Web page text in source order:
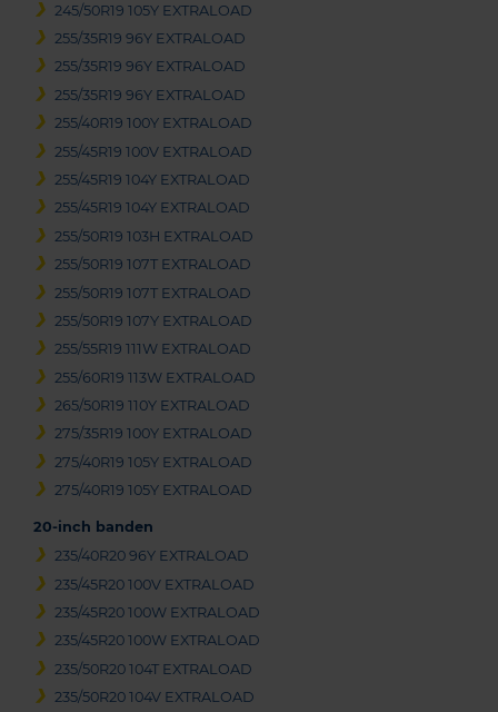
245/50R19 105Y EXTRALOAD
255/35R19 96Y EXTRALOAD
255/35R19 96Y EXTRALOAD
255/35R19 96Y EXTRALOAD
255/40R19 100Y EXTRALOAD
255/45R19 100V EXTRALOAD
255/45R19 104Y EXTRALOAD
255/45R19 104Y EXTRALOAD
255/50R19 103H EXTRALOAD
255/50R19 107T EXTRALOAD
255/50R19 107T EXTRALOAD
255/50R19 107Y EXTRALOAD
255/55R19 111W EXTRALOAD
255/60R19 113W EXTRALOAD
265/50R19 110Y EXTRALOAD
275/35R19 100Y EXTRALOAD
275/40R19 105Y EXTRALOAD
275/40R19 105Y EXTRALOAD
20-inch banden
235/40R20 96Y EXTRALOAD
235/45R20 100V EXTRALOAD
235/45R20 100W EXTRALOAD
235/45R20 100W EXTRALOAD
235/50R20 104T EXTRALOAD
235/50R20 104V EXTRALOAD